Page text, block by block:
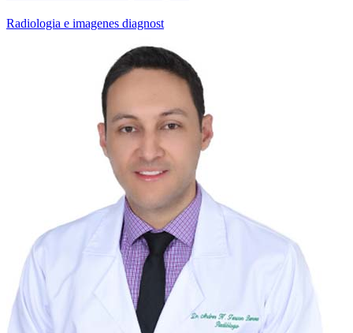
Radiologia e imagenes diagnost